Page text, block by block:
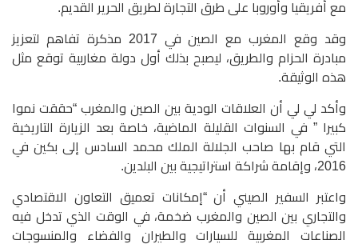
مع أفريقيا وأوروبا على طرق التجارة لطريق الحرير القديم.
وقد وقع المغرب مع الصين في 2017 مذكرة تفاهم لتعزيز
مبادرة الحزام والطريق، ليصبح بذلك أول دولة مغاربية توقع مثل
هذه الوثيقة.
وأكد لي لي أن العلاقات الودية بين الصين والمغرب “حققت نموا
كبيرا ” في السنوات القليلة الماضية، خاصة بعد الزيارة التاريخية
التي قام بها صاحب الجلالة الملك محمد السادس إلى بكين في
2016، وإقامة شراكة استراتيجية بين البلدين.
واعتبر السفير الصيني أن “إمكانات تعميق التعاون الاقتصادي
والتجاري بين الصين والمغرب ضخمة، في الوقت الذي تدخل فيه
الصناعات المغربية للسيارات والطيران والفضاء والمنسوجات